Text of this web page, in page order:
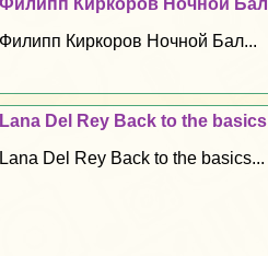
Филипп Киркоров Ночной Бал
Филипп Киркоров Ночной Бал...
Lana Del Rey Back to the basics
Lana Del Rey Back to the basics...